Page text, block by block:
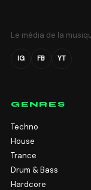
Le média de la
IG FB YT
GENRES
Techno
House
Trance
Drum & Bass
Hardcore